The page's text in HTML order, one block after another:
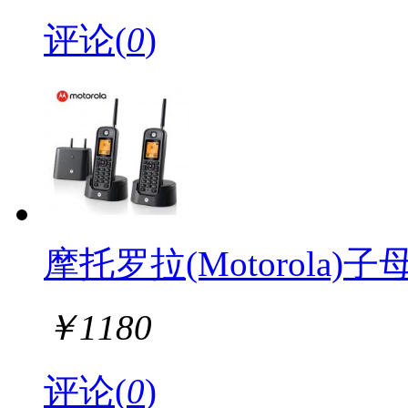
评论(0)
摩托罗拉(Motorola)子
￥1180
评论(0)